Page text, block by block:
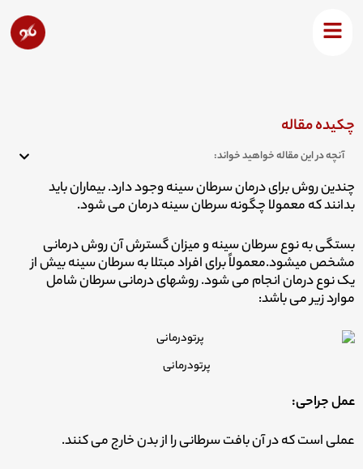
چگونه سرطان سینه درمان می شود؟
چکیده مقاله
آنچه در این مقاله خواهید خواند:
چندین روش برای درمان سرطان سینه وجود دارد. بیماران باید
بدانند که معمولا چگونه سرطان سینه درمان می شود.
بستگی به نوع سرطان سینه و میزان گسترش آن روش درمانی
مشخص میشود.معمولاً برای افراد مبتلا به سرطان سینه بیش از
یک نوع درمان انجام می شود. روشهای درمانی سرطان شامل
موارد زیر می باشد:
پرتودرمانی
عمل جراحی:
عملی است که در آن بافت سرطانی را از بدن خارج می کنند.